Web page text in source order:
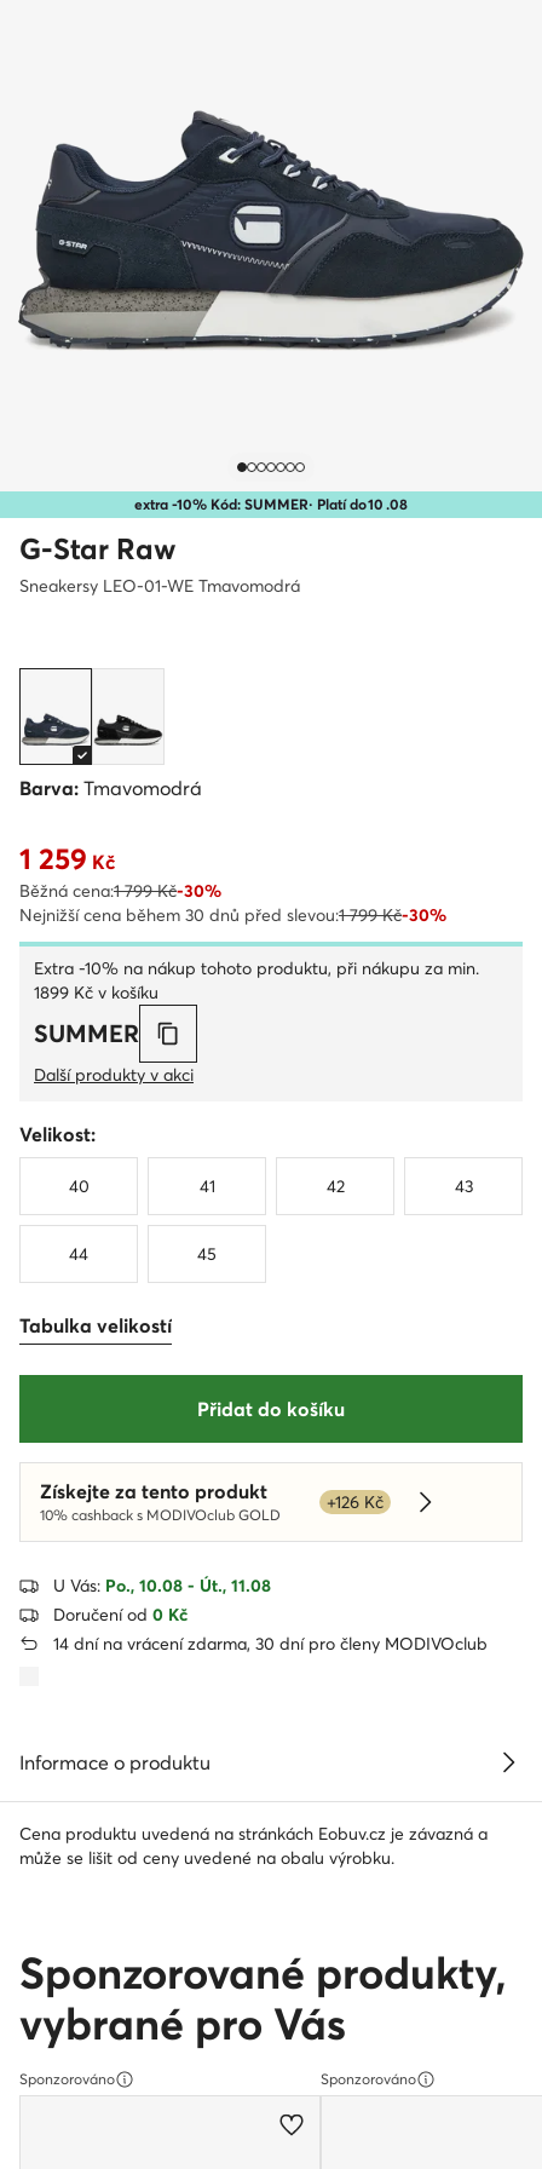
extra -10% Kód: SUMMER· Platí do10 .08
G-Star Raw
Sneakersy LEO-01-WE Tmavomodrá
Barva: Tmavomodrá
Aktuální cena 1 259 Kč
1 259 Kč
Běžná cena:1 799 Kč-30%
Nejnižší cena během 30 dnů před slevou:1 799 Kč-30%
Extra -10% na nákup tohoto produktu, při nákupu za min.
1899 Kč v košíku
SUMMER
Další produkty v akci
Velikost:
40 41 42 43
44 45
Tabulka velikostí
Přidat do košíku
Získejte za tento produkt
10% cashback s MODIVOclub GOLD
+126 Kč
Dowiedz się
U Vás: Po., 10.08 - Út., 11.08
Doručení od 0 Kč
14 dní na vrácení zdarma, 30 dní pro členy MODIVOclub
Informace o produktu
Cena produktu uvedená na stránkách Eobuv.cz je závazná a
může se lišit od ceny uvedené na obalu výrobku.
Sponzorované produkty,
vybrané pro Vás
Sponzorováno Sponzorováno